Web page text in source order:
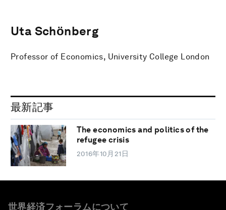
Uta Schӧnberg
Professor of Economics, University College London
最新記事
The economics and politics of the
refugee crisis
2016年10月21日
世界経済フォーラムについて